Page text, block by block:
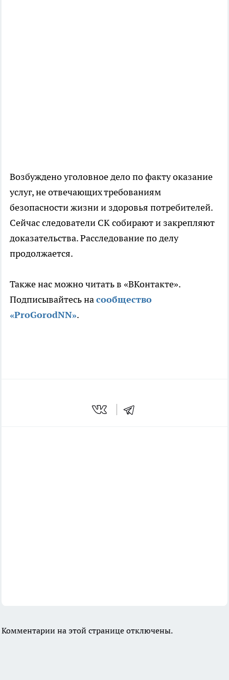
Возбуждено уголовное дело по факту оказание
услуг, не отвечающих требованиям
безопасности жизни и здоровья потребителей.
Сейчас следователи СК собирают и закрепляют
доказательства. Расследование по делу
продолжается.
Также нас можно читать в «ВКонтакте».
Подписывайтесь насообщество
«ProGorodNN».
Комментарии на этой странице отключены.